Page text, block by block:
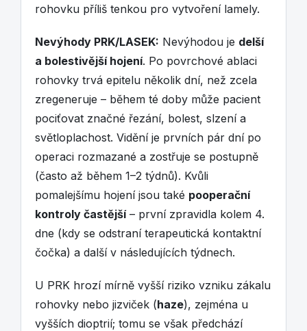
rohovku příliš tenkou pro vytvoření lamely.
Nevýhody PRK/LASEK: Nevýhodou je delší
a bolestivější hojení. Po povrchové ablaci
rohovky trvá epitelu několik dní, než zcela
zregeneruje – během té doby může pacient
pociťovat značné řezání, bolest, slzení a
světloplachost. Vidění je prvních pár dní po
operaci rozmazané a zostřuje se postupně
(často až během 1–2 týdnů). Kvůli
pomalejšímu hojení jsou také pooperační
kontroly častější– první zpravidla kolem 4.
dne (kdy se odstraní terapeutická kontaktní
čočka) a další v následujících týdnech.
U PRK hrozí mírně vyšší riziko vzniku zákalu
rohovky nebo jizviček (haze), zejména u
vyšších dioptrií; tomu se však předchází